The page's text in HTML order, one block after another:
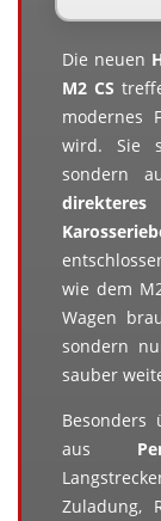
Die neuen
M2 CS
modernes
wird. Sie
sondern
wie dem
Wagen
sondern
sauber
aus
Zuladung,